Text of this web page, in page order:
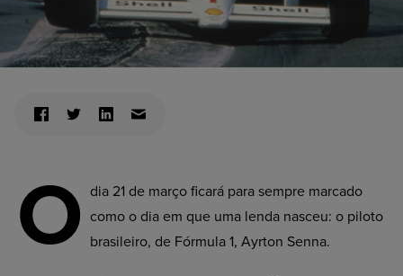
O dia 21 de março ficará para sempre marcado
como o dia em que uma lenda nasceu: o piloto
brasileiro, de Fórmula 1, Ayrton Senna.